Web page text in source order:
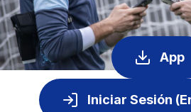
App
Iniciar Sesión